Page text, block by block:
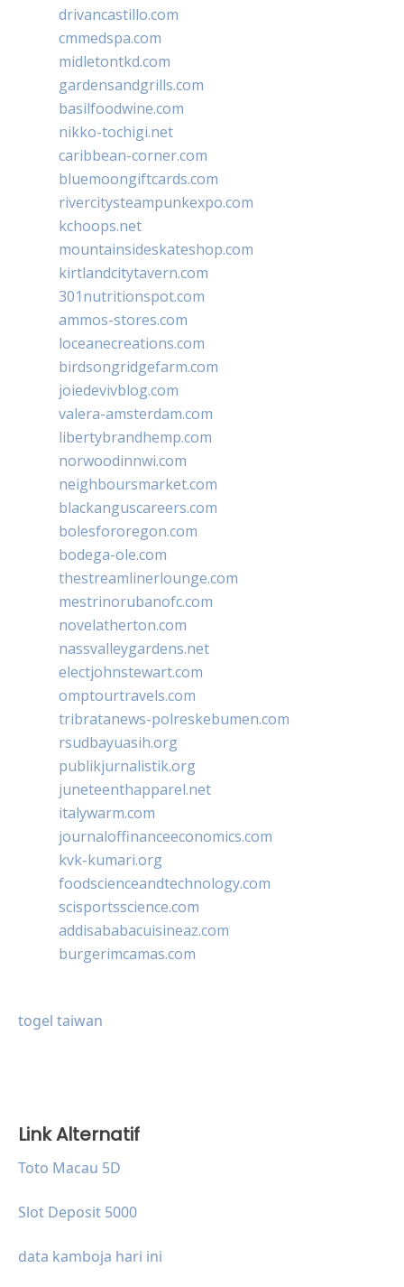
drivancastillo.com
cmmedspa.com
midletontkd.com
gardensandgrills.com
basilfoodwine.com
nikko-tochigi.net
caribbean-corner.com
bluemoongiftcards.com
rivercitysteampunkexpo.com
kchoops.net
mountainsideskateshop.com
kirtlandcitytavern.com
301nutritionspot.com
ammos-stores.com
loceanecreations.com
birdsongridgefarm.com
joiedevivblog.com
valera-amsterdam.com
libertybrandhemp.com
norwoodinnwi.com
neighboursmarket.com
blackanguscareers.com
bolesfororegon.com
bodega-ole.com
thestreamlinerlounge.com
mestrinorubanofc.com
novelatherton.com
nassvalleygardens.net
electjohnstewart.com
omptourtravels.com
tribratanews-polreskebumen.com
rsudbayuasih.org
publikjurnalistik.org
juneteenthapparel.net
italywarm.com
journaloffinanceeconomics.com
kvk-kumari.org
foodscienceandtechnology.com
scisportsscience.com
addisababacuisineaz.com
burgerimcamas.com
togel taiwan
Link Alternatif
Toto Macau 5D
Slot Deposit 5000
data kamboja hari ini